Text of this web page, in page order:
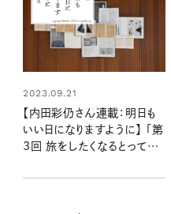
2023.09.21
【内田彩仍さん連載：明日も
いい日になりますように】 「第
3回 旅をしたくなるとってお